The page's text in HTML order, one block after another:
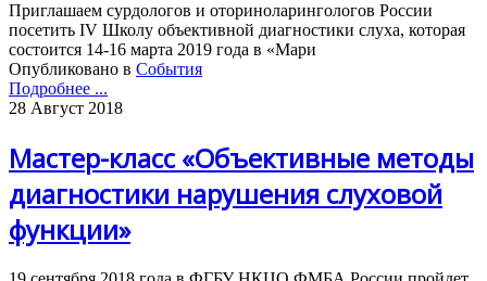
Приглашаем сурдологов и оториноларингологов России
посетить IV Школу объективной диагностики слуха, которая
состоится 14-16 марта 2019 года в «Мари
Опубликовано в События
Подробнее ...
28 Август 2018
Мастер-класс «Объективные методы
диагностики нарушения слуховой
функции»